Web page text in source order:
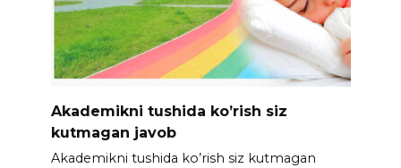
Akademikni tushida ko’rish siz
kutmagan javob
Akademikni tushida ko’rish siz kutmagan